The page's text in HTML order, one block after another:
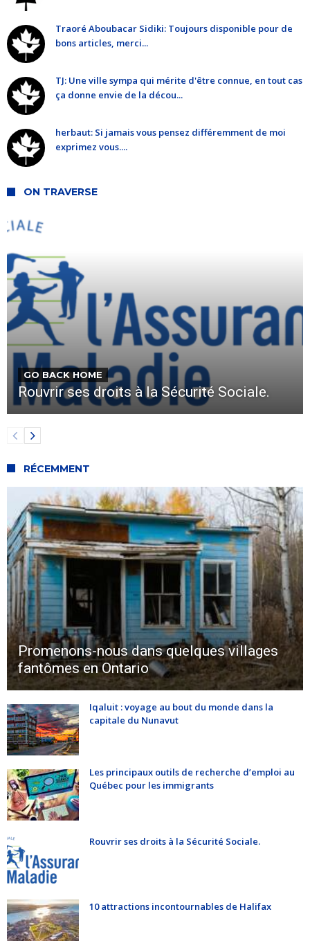
Traoré Aboubacar Sidiki: Toujours disponible pour de
bons articles, merci...
TJ: Une ville sympa qui mérite d'être connue, en tout cas
ça donne envie de la décou...
herbaut: Si jamais vous pensez différemment de moi
exprimez vous....
ON TRAVERSE
GO BACK HOME
Rouvrir ses droits à la Sécurité Sociale.
RÉCEMMENT
Promenons-nous dans quelques villages
fantômes en Ontario
Iqaluit : voyage au bout du monde dans la
capitale du Nunavut
Les principaux outils de recherche d’emploi au
Québec pour les immigrants
Rouvrir ses droits à la Sécurité Sociale.
10 attractions incontournables de Halifax